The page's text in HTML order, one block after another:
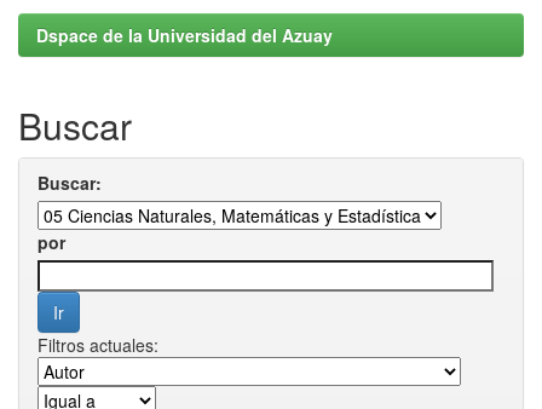
Dspace de la Universidad del Azuay
Buscar
Buscar:
por
Filtros actuales: